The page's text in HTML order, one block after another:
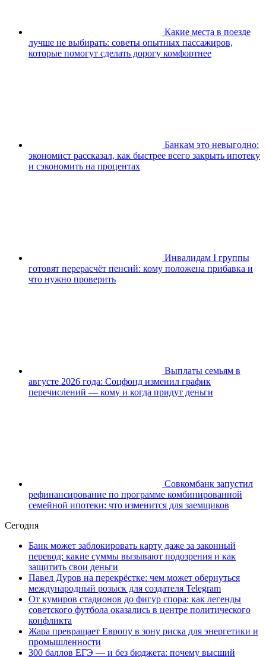
Какие места в поезде
лучше не выбирать: советы опытных пассажиров,
которые помогут сделать дорогу комфортнее
Банкам это невыгодно:
экономист рассказал, как быстрее всего закрыть ипотеку
и сэкономить на процентах
Инвалидам I группы
готовят перерасчёт пенсий: кому положена прибавка и
что нужно проверить
Выплаты семьям в
августе 2026 года: Соцфонд изменил график
перечислений — кому и когда придут деньги
Совкомбанк запустил
рефинансирование по программе комбинированной
семейной ипотеки: что изменится для заемщиков
Сегодня
Банк может заблокировать карту даже за законный
перевод: какие суммы вызывают подозрения и как
защитить свои деньги
Павел Дуров на перекрёстке: чем может обернуться
международный розыск для создателя Telegram
От кумиров стадионов до фигур спора: как легенды
советского футбола оказались в центре политического
конфликта
Жара превращает Европу в зону риска для энергетики и
промышленности
300 баллов ЕГЭ — и без бюджета: почему высший